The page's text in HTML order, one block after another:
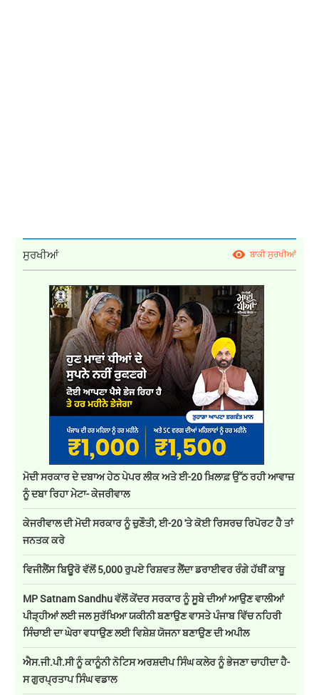
ਸੁਰਖੀਆਂ ਬਾਕੀ ਸੁਰਖੀਆਂ
ਮੋਦੀ ਸਰਕਾਰ ਦੇ ਦਬਾਅ ਹੇਠ ਪੇਪਰ ਲੀਕ ਅਤੇ ਈ-20 ਖ਼ਿਲਾਫ਼ ਉੱਠ ਰਹੀ ਆਵਾਜ਼
ਨੂੰ ਦਬਾ ਰਿਹਾ ਮੇਟਾ- ਕੇਜਰੀਵਾਲ
ਕੇਜਰੀਵਾਲ ਦੀ ਮੋਦੀ ਸਰਕਾਰ ਨੂੰ ਚੁਣੌਤੀ, ਈ-20 'ਤੇ ਕੋਈ ਰਿਸਰਚ ਰਿਪੋਰਟ ਹੈ ਤਾਂ
ਜਨਤਕ ਕਰੇ
ਵਿਜੀਲੈਂਸ ਬਿਊਰੋ ਵੱਲੋਂ 5,000 ਰੁਪਏ ਰਿਸ਼ਵਤ ਲੈਂਦਾ ਡਰਾਈਵਰ ਰੰਗੇ ਹੱਥੀਂ ਕਾਬੂ
MP Satnam Sandhu ਵੱਲੋਂ ਕੇਂਦਰ ਸਰਕਾਰ ਨੂੰ ਸੂਬੇ ਦੀਆਂ ਆਉਣ ਵਾਲੀਆਂ
ਪੀੜ੍ਹੀਆਂ ਲਈ ਜਲ ਸੁਰੱਖਿਆ ਯਕੀਨੀ ਬਣਾਉਣ ਵਾਸਤੇ ਪੰਜਾਬ ਵਿੱਚ ਨਹਿਰੀ
ਸਿੰਚਾਈ ਦਾ ਘੇਰਾ ਵਧਾਉਣ ਲਈ ਵਿਸ਼ੇਸ਼ ਯੋਜਨਾ ਬਣਾਉਣ ਦੀ ਅਪੀਲ
ਐਸ.ਜੀ.ਪੀ.ਸੀ ਨੂੰ ਕਾਨੂੰਨੀ ਨੋਟਿਸ ਅਰਸ਼ਦੀਪ ਸਿੰਘ ਕਲੇਰ ਨੂੰ ਭੇਜਣਾ ਚਾਹੀਦਾ ਹੈ-
ਸ ਗੁਰਪ੍ਰਤਾਪ ਸਿੰਘ ਵਡਾਲ